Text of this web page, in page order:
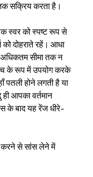
सक्रिय करता है।
स्वर को स्पष्ट रूप से
दोहराते रहें। आधा
सीमा तक न
के रूप में उपयोग करके
होने लगती है या
आपका वर्तमान
के बाद यह रेंज धीरे-
करने से सांस लेने में